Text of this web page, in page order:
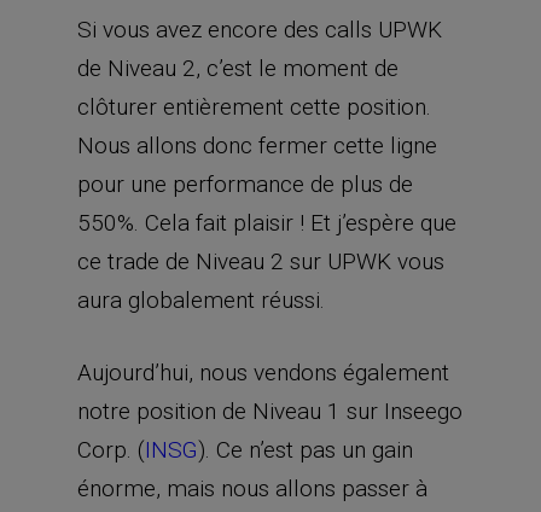
Si vous avez encore des calls UPWK
de Niveau 2, c’est le moment de
clôturer entièrement cette position.
Nous allons donc fermer cette ligne
pour une performance de plus de
550%. Cela fait plaisir ! Et j’espère que
ce trade de Niveau 2 sur UPWK vous
aura globalement réussi.
Aujourd’hui, nous vendons également
notre position de Niveau 1 sur Inseego
Corp. (INSG). Ce n’est pas un gain
énorme, mais nous allons passer à